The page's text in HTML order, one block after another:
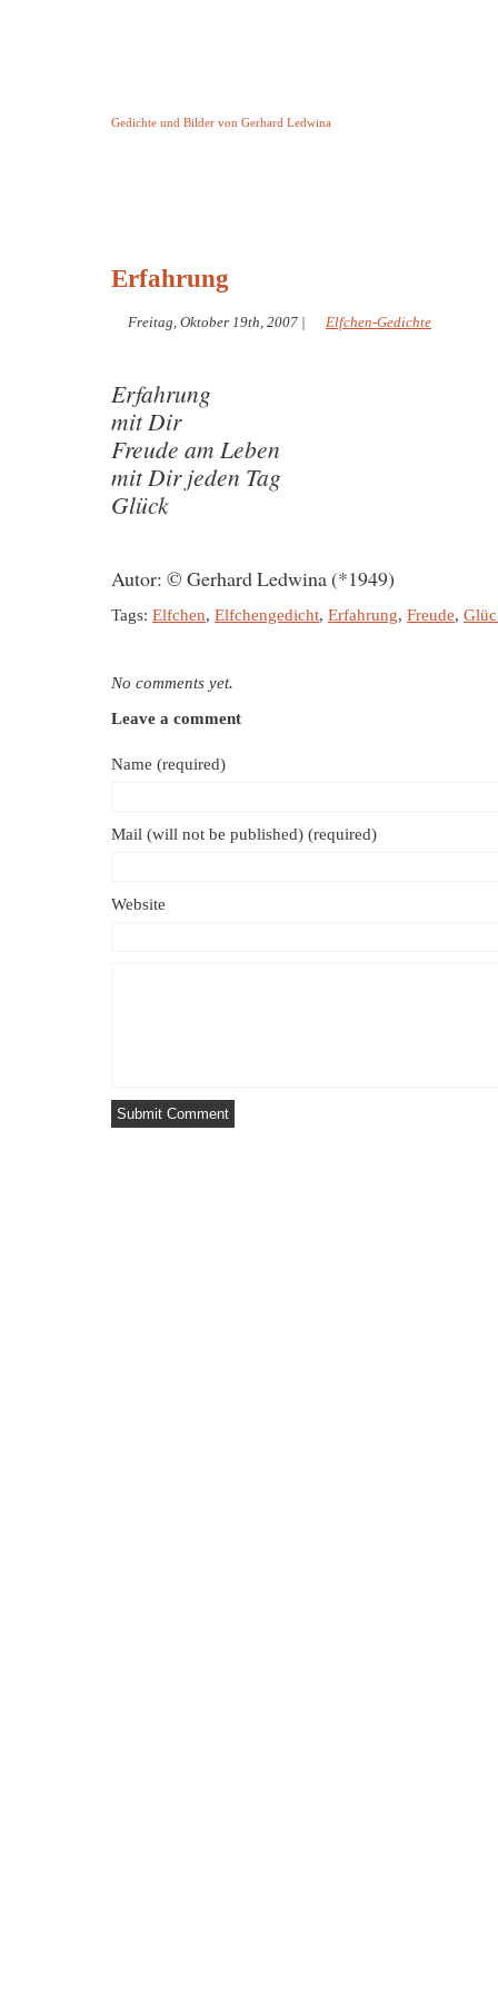
Gedichte und Bilder von Gerhard Ledwina
Erfahrung
Freitag, Oktober 19th, 2007 | Elfchen-Gedichte
Erfahrung
mit Dir
Freude am Leben
mit Dir jeden Tag
Glück
Autor: © Gerhard Ledwina (*1949)
Tags: Elfchen, Elfchengedicht, Erfahrung, Freude,
No comments yet.
Leave a comment
Name (required)
Mail (will not be published) (required)
Website